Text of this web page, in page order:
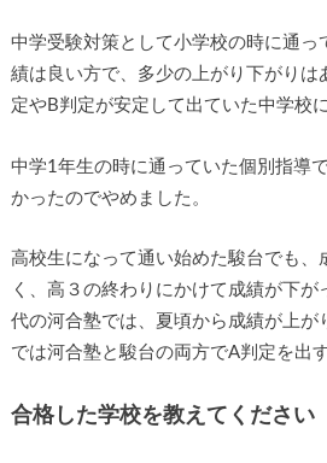
中学受験対策として小学校の時に通っ
績は良い方で、多少の上がり下がりは
定やB判定が安定して出ていた中学校
中学1年生の時に通っていた個別指導
かったのでやめました。
高校生になって通い始めた駿台でも、
く、高３の終わりにかけて成績が下
代の河合塾では、夏頃から成績が上が
では河合塾と駿台の両方でA判定を出
合格した学校を教えてください